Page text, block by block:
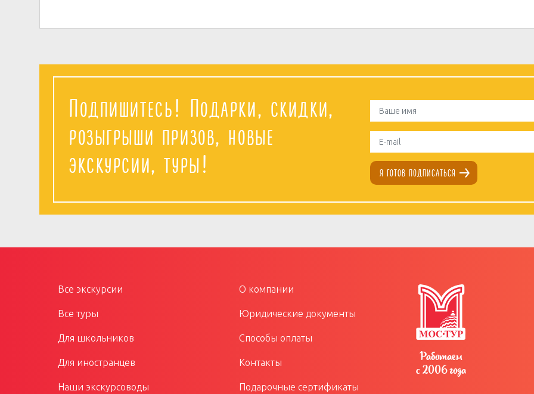
Подпишитесь! Подарки, скидки,
розыгрыши призов, новые
экскурсии, туры!
я готов подписаться
Все экскурсии
Все туры
Для школьников
Для иностранцев
Наши экскурсоводы
О компании
Юридические документы
Способы оплаты
Контакты
Подарочные сертификаты
Работаем
с 2006 года